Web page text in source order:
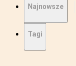
Najnowsze
Tagi